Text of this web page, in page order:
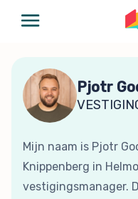
Pjotr
Mijn naam is Pjotr
Knippenberg in
vestigingsmanager.